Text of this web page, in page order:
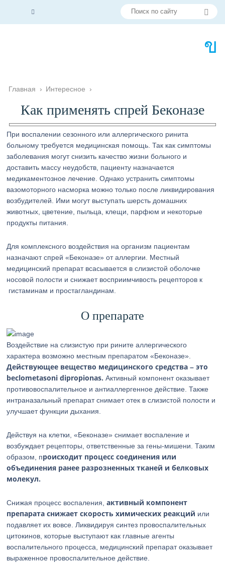
Главная › Интересное ›
Как применять спрей Беконазе
При воспалении сезонного или аллергического ринита
больному требуется медицинская помощь. Так как симптомы
заболевания могут снизить качество жизни больного и
доставить массу неудобств, пациенту назначается
медикаментозное лечение. Однако устранить симптомы
вазомоторного насморка можно только после ликвидирования
возбудителей. Ими могут выступать шерсть домашних
животных, цветение, пыльца, клещи, парфюм и некоторые
продукты питания.
Для комплексного воздействия на организм пациентам
назначают спрей «Беконазе» от аллергии. Местный
медицинский препарат всасывается в слизистой оболочке
носовой полости и снижает восприимчивость рецепторов к
гистаминам и простагландинам.
О препарате
Воздействие на слизистую при рините аллергического
характера возможно местным препаратом «Беконазе».
Действующее вещество медицинского средства – это
beclometasoni dipropionas. Активный компонент оказывает
противовоспалительное и антиаллергенное действие. Также
интраназальный препарат снимает отек в слизистой полости и
улучшает функции дыхания.
Действуя на клетки, «Беконазе» снимает воспаление и
возбуждает рецепторы, ответственные за гены-мишени. Таким
образом, происходит процесс соединения или
объединения ранее разрозненных тканей и белковых
молекул.
Снижая процесс воспаления,активный компонент
препарата снижает скорость химических реакций или
подавляет их вовсе. Ликвидируя синтез провоспалительных
цитокинов, которые выступают как главные агенты
воспалительного процесса, медицинский препарат оказывает
выраженное провоспалительное действие.